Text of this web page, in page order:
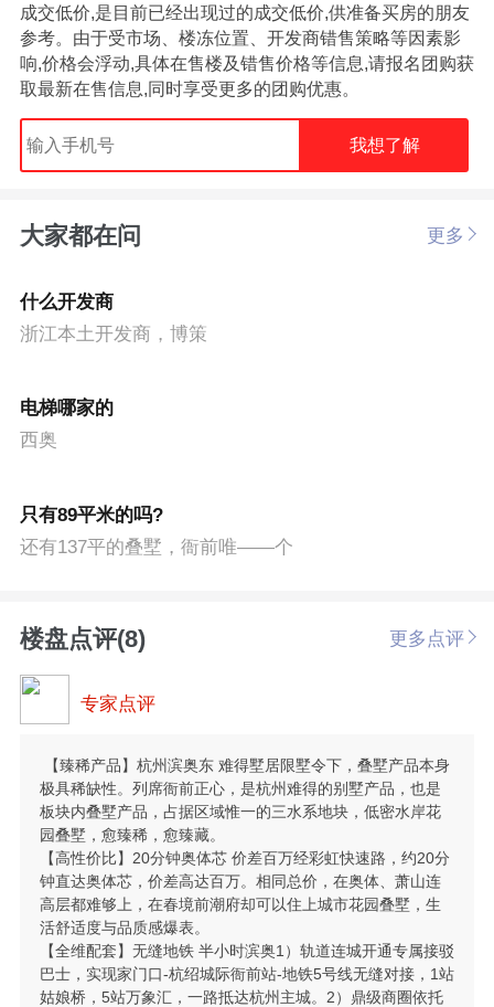
成交低价,是目前已经出现过的成交低价,供准备买房的朋友
参考。由于受市场、楼冻位置、开发商错售策略等因素影
响,价格会浮动,具体在售楼及错售价格等信息,请报名团购获
取最新在售信息,同时享受更多的团购优惠。
我想了解
大家都在问 更多
什么开发商
浙江本土开发商，博策
电梯哪家的
西奥
只有89平米的吗?
还有137平的叠墅，衙前唯——个
楼盘点评(8) 更多点评
专家点评
【臻稀产品】杭州滨奥东 难得墅居限墅令下，叠墅产品本身
极具稀缺性。列席衙前正心，是杭州难得的别墅产品，也是
板块内叠墅产品，占据区域惟一的三水系地块，低密水岸花
园叠墅，愈臻稀，愈臻藏。
【高性价比】20分钟奥体芯 价差百万经彩虹快速路，约20分
钟直达奥体芯，价差高达百万。相同总价，在奥体、萧山连
高层都难够上，在春境前潮府却可以住上城市花园叠墅，生
活舒适度与品质感爆表。
【全维配套】无缝地铁 半小时滨奥1）轨道连城开通专属接驳
巴士，实现家门口-杭绍城际衙前站-地铁5号线无缝对接，1站
姑娘桥，5站万象汇，一路抵达杭州主城。2）鼎级商圈依托